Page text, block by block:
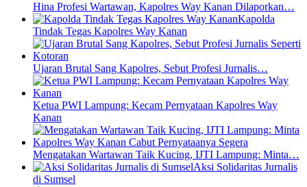
Hina Profesi Wartawan, Kapolres Way Kanan Dilaporkan…
Kapolda
Tindak Tegas Kapolres Way Kanan
Ujaran Brutal Sang Kapolres, Sebut Profesi Jurnalis…
Ketua PWI Lampung: Kecam Pernyataan Kapolres Way
Kanan
Mengatakan Wartawan Taik Kucing, IJTI Lampung: Minta…
Aksi Solidaritas Jurnalis
di Sumsel